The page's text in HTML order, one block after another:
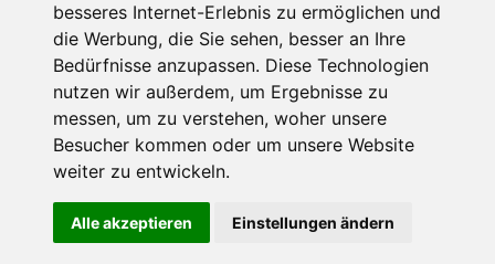
besseres Internet-Erlebnis zu ermöglichen und
die Werbung, die Sie sehen, besser an Ihre
Bedürfnisse anzupassen. Diese Technologien
nutzen wir außerdem, um Ergebnisse zu
messen, um zu verstehen, woher unsere
Besucher kommen oder um unsere Website
weiter zu entwickeln.
Alle akzeptieren Einstellungen ändern
Der großen Katzensprung mit dem Jaguar Type 01
Menschen in Bewegung
Sophia Flörsch, Rennfahrerin
ÜBER UNS KONTAKT IMPRESSUM
RECHTLICHE